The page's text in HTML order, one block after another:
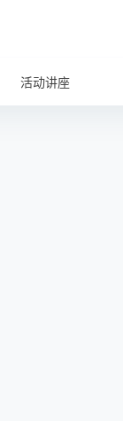
活动讲座